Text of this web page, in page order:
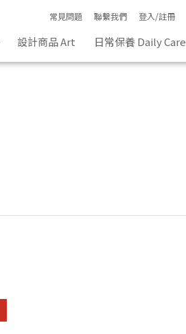
常見問題 聯繫我們 登入/註冊
設計商品 Art 日常保養 Daily Care